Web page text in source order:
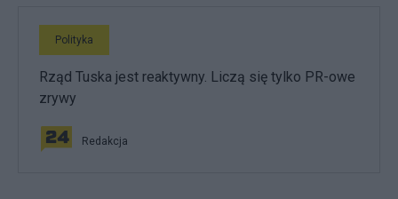
Polityka
Rząd Tuska jest reaktywny. Liczą się tylko PR-owe
zrywy
Redakcja